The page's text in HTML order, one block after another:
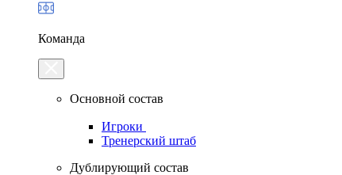
Команда
Основной состав
Игроки
Тренерский штаб
Дублирующий состав